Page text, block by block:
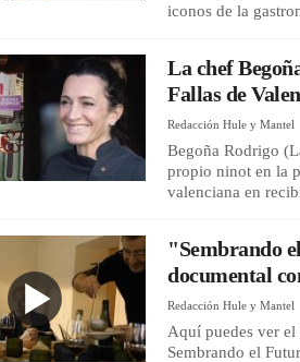
iconos de la
La chef
Fallas de
Redacción Hule y Mantel
Begoña Rodrigo
propio ninot en la
valenciana en
"Sembrando
documental
Redacción Hule y Mantel
Aquí puedes ver
Sembrando el